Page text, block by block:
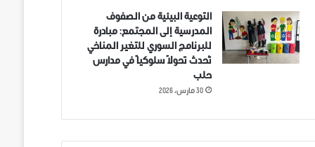
التوعية البيئية من الصفوف
المدرسية إلى المجتمع: مبادرة
للبرنامج السوري للتغير المناخي
تُحدث تحولاً سلوكياً في مدارس
حلب
30 مارس، 2026